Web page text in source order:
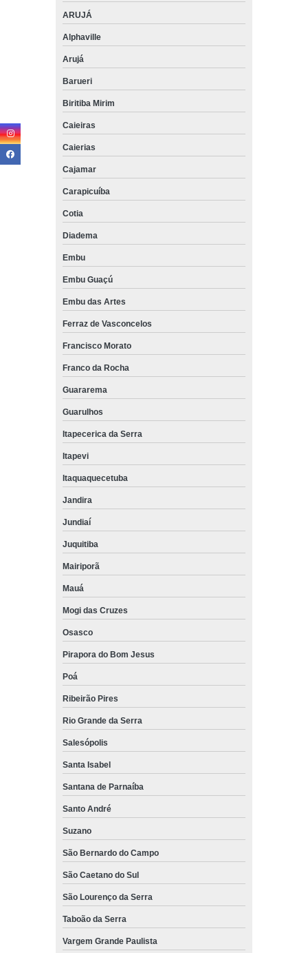
ARUJÁ
Alphaville
Arujá
Barueri
Biritiba Mirim
Caieiras
Caierias
Cajamar
Carapicuíba
Cotia
Diadema
Embu
Embu Guaçú
Embu das Artes
Ferraz de Vasconcelos
Francisco Morato
Franco da Rocha
Guararema
Guarulhos
Itapecerica da Serra
Itapevi
Itaquaquecetuba
Jandira
Jundiaí
Juquitiba
Mairiporã
Mauá
Mogi das Cruzes
Osasco
Pirapora do Bom Jesus
Poá
Ribeirão Pires
Rio Grande da Serra
Salesópolis
Santa Isabel
Santana de Parnaíba
Santo André
Suzano
São Bernardo do Campo
São Caetano do Sul
São Lourenço da Serra
Taboão da Serra
Vargem Grande Paulista